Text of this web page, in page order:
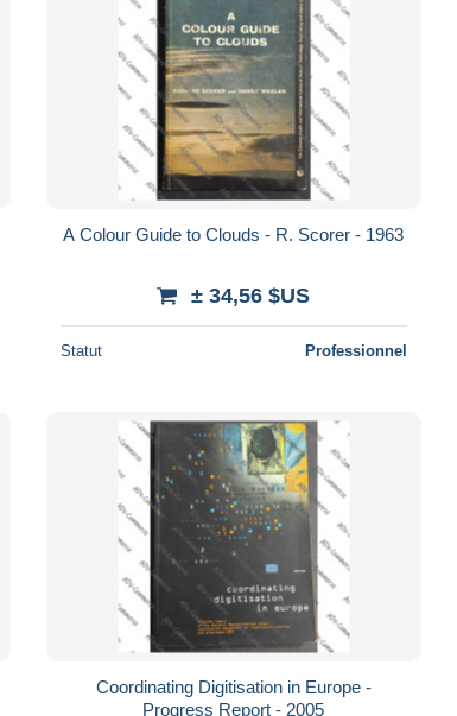
A Colour Guide to Clouds - R. Scorer - 1963
± 34,56 $US
Statut Professionnel
Coordinating Digitisation in Europe -
Progress Report - 2005